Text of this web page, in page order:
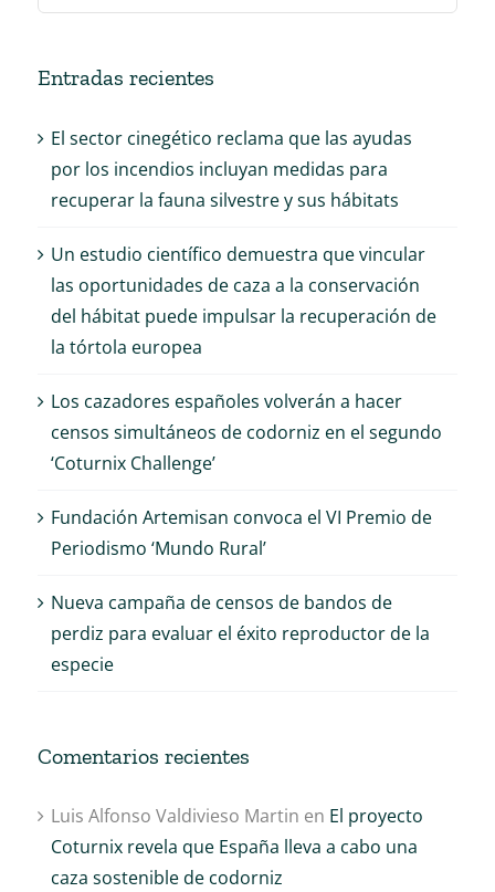
Entradas recientes
El sector cinegético reclama que las ayudas
por los incendios incluyan medidas para
recuperar la fauna silvestre y sus hábitats
Un estudio científico demuestra que vincular
las oportunidades de caza a la conservación
del hábitat puede impulsar la recuperación de
la tórtola europea
Los cazadores españoles volverán a hacer
censos simultáneos de codorniz en el segundo
‘Coturnix Challenge’
Fundación Artemisan convoca el VI Premio de
Periodismo ‘Mundo Rural’
Nueva campaña de censos de bandos de
perdiz para evaluar el éxito reproductor de la
especie
Comentarios recientes
Luis Alfonso Valdivieso Martin en El proyecto
Coturnix revela que España lleva a cabo una
caza sostenible de codorniz